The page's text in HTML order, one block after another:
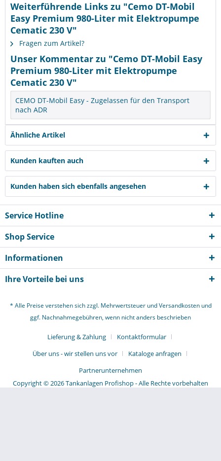
Weiterführende Links zu "Cemo DT-Mobil
Easy Premium 980-Liter mit Elektropumpe
Cematic 230 V"
Fragen zum Artikel?
Unser Kommentar zu "Cemo DT-Mobil Easy
Premium 980-Liter mit Elektropumpe
Cematic 230 V"
CEMO DT-Mobil Easy - Zugelassen für den Transport
nach ADR
Ähnliche Artikel
Kunden kauften auch
Kunden haben sich ebenfalls angesehen
Service Hotline
Shop Service
Informationen
Ihre Vorteile bei uns
* Alle Preise verstehen sich zzgl. Mehrwertsteuer undVersandkostenund
ggf. Nachnahmegebühren, wenn nicht anders beschrieben
Lieferung & Zahlung
Kontaktformular
Über uns - wir stellen uns vor
Kataloge anfragen
Partnerunternehmen
Copyright © 2026 Tankanlagen Profishop - Alle Rechte vorbehalten